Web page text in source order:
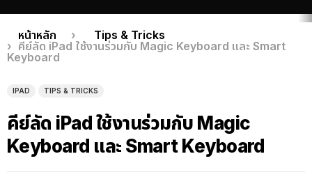
เรื่อง
ล่าสุด
คุณอยู่ที่นี่:
หน้าหลัก
Tips & Tricks
คีย์ลัด iPad ใช้งานร่วมกับ Magic Keyboard และ Smart
Keyboard
IPAD TIPS & TRICKS
คีย์ลัด iPad ใช้งานร่วมกับ Magic
Keyboard และ Smart Keyboard